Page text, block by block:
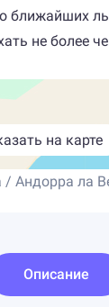
ближайших
не более
на карте
/ Андорра ла
Описание